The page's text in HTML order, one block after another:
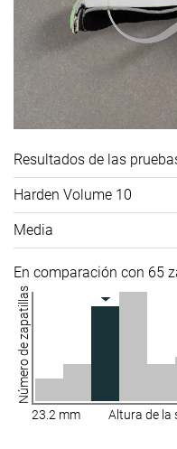
Resultados de las
Harden Volume 10
Media
En comparación con 65
Número de zapatillas
23.2 mm Altura de la